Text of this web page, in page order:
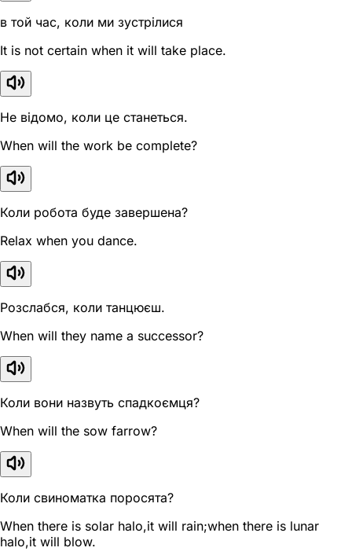
в той час, коли ми зустрілися
It is not certain when it will take place.
Не відомо, коли це станеться.
When will the work be complete?
Коли робота буде завершена?
Relax when you dance.
Розслабся, коли танцюєш.
When will they name a successor?
Коли вони назвуть спадкоємця?
When will the sow farrow?
Коли свиноматка поросята?
When there is solar halo,it will rain;when there is lunar
halo,it will blow.